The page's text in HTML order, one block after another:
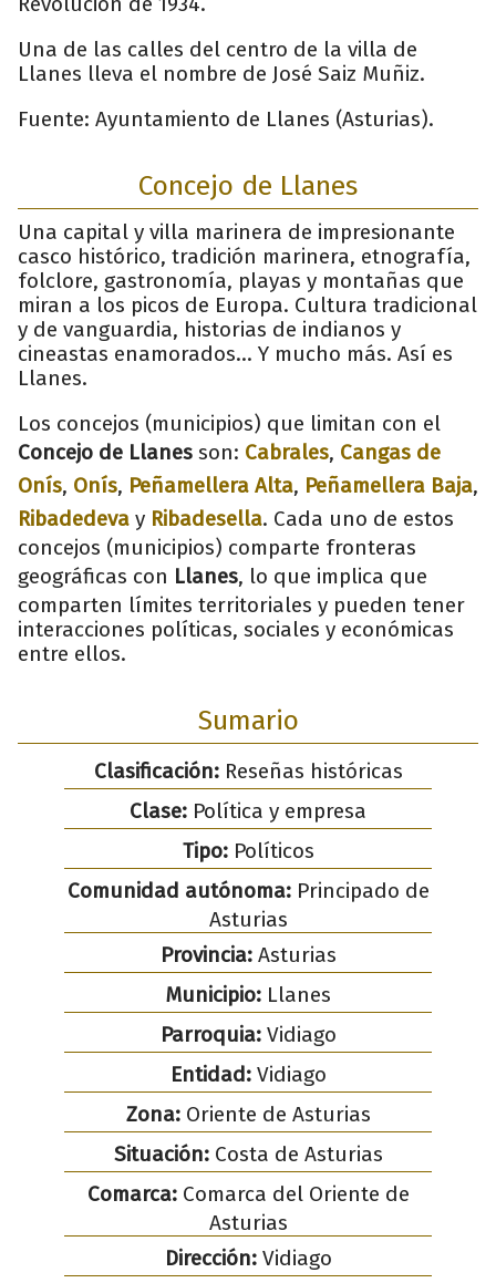
Una de las calles del centro de la villa de
Llanes lleva el nombre de José Saiz Muñiz.
Fuente: Ayuntamiento de Llanes (Asturias).
Concejo de Llanes
Una capital y villa marinera de impresionante
casco histórico, tradición marinera, etnografía,
folclore, gastronomía, playas y montañas que
miran a los picos de Europa. Cultura tradicional
y de vanguardia, historias de indianos y
cineastas enamorados... Y mucho más. Así es
Llanes.
Los concejos (municipios) que limitan con el
Concejo de Llanes son: Cabrales, Cangas de
Onís, Onís, Peñamellera Alta, Peñamellera Baja,
Ribadedeva y Ribadesella. Cada uno de estos
concejos (municipios) comparte fronteras
geográficas con Llanes, lo que implica que
comparten límites territoriales y pueden tener
interacciones políticas, sociales y económicas
entre ellos.
Sumario
Clasificación:Reseñas históricas
Clase: Política y empresa
Tipo:Políticos
Comunidad autónoma:Principado de
Asturias
Provincia:Asturias
Municipio: Llanes
Parroquia:Vidiago
Entidad:Vidiago
Zona:Oriente de Asturias
Situación:Costa de Asturias
Comarca:Comarca del Oriente de
Asturias
Dirección:Vidiago